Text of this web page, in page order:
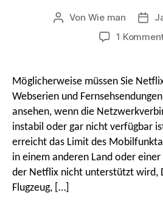
Beitragsautor
Von Wie man
1
Möglicherweise müssen Sie
Webserien und
ansehen, wenn die
instabil oder gar nicht verfügbar
erreicht das Limit des
in einem anderen Land oder
der Netflix nicht unterstützt wird,
Flugzeug, […]